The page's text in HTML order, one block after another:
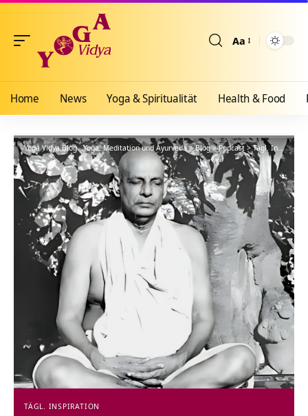
Aa
Home News Yoga & Spiritualität Health & Food
Yoga Vidya Blog - Yoga, Meditation und Ayurveda>Blog>Podcast>Tägl. Inspiration
TÄGL. INSPIRATION